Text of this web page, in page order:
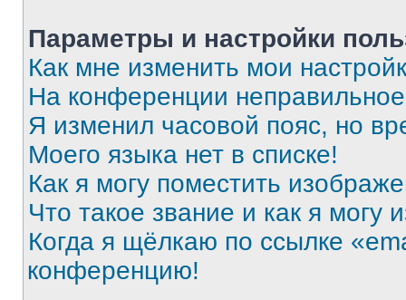
Параметры и настройки
Как мне изменить мои
На конференции
Я изменил часовой пояс, но
Моего языка нет в списке!
Как я могу поместить
Что такое звание и как я могу
Когда я щёлкаю по ссылке
конференцию!